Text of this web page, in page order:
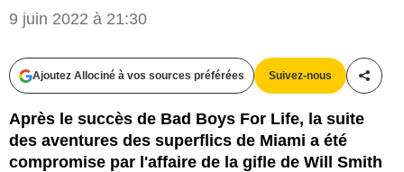
9 juin 2022 à 21:30
Ajoutez Allociné à vos sources préférées Suivez-nous
Après le succès de Bad Boys For Life, la suite
des aventures des superflics de Miami a été
compromise par l'affaire de la gifle de Will Smith